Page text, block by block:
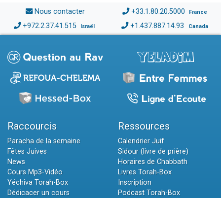
Nous contacter +33.1.80.20.5000 France
+972.2.37.41.515 Israël +1.437.887.14.93 Canada
Raccourcis
Paracha de la semaine
Fêtes Juives
News
Cours Mp3-Vidéo
Yéchiva Torah-Box
Dédicacer un cours
Ressources
Calendrier Juif
Sidour (livre de prière)
Horaires de Chabbath
Livres Torah-Box
Inscription
Podcast Torah-Box